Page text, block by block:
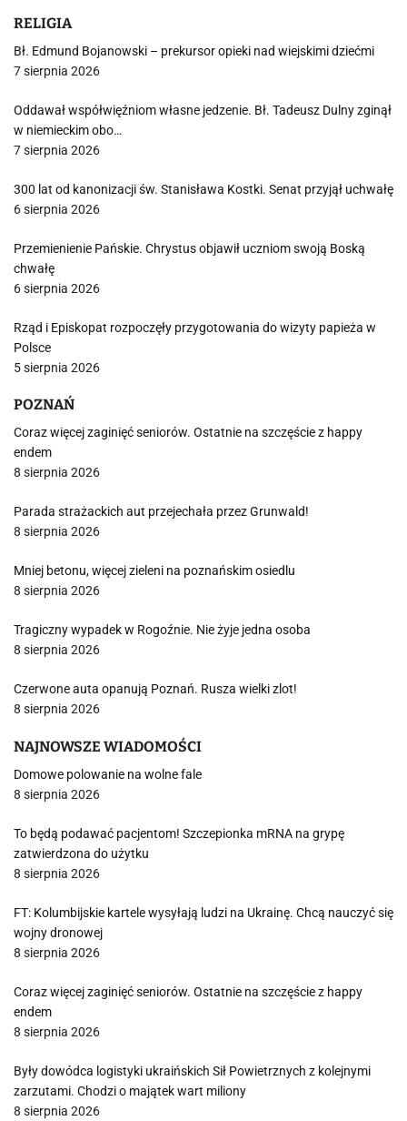
RELIGIA
Bł. Edmund Bojanowski – prekursor opieki nad wiejskimi dziećmi
7 sierpnia 2026
Oddawał współwięźniom własne jedzenie. Bł. Tadeusz Dulny zginął
w niemieckim obo…
7 sierpnia 2026
300 lat od kanonizacji św. Stanisława Kostki. Senat przyjął uchwałę
6 sierpnia 2026
Przemienienie Pańskie. Chrystus objawił uczniom swoją Boską
chwałę
6 sierpnia 2026
Rząd i Episkopat rozpoczęły przygotowania do wizyty papieża w
Polsce
5 sierpnia 2026
POZNAŃ
Coraz więcej zaginięć seniorów. Ostatnie na szczęście z happy
endem
8 sierpnia 2026
Parada strażackich aut przejechała przez Grunwald!
8 sierpnia 2026
Mniej betonu, więcej zieleni na poznańskim osiedlu
8 sierpnia 2026
Tragiczny wypadek w Rogoźnie. Nie żyje jedna osoba
8 sierpnia 2026
Czerwone auta opanują Poznań. Rusza wielki zlot!
8 sierpnia 2026
NAJNOWSZE WIADOMOŚCI
Domowe polowanie na wolne fale
8 sierpnia 2026
To będą podawać pacjentom! Szczepionka mRNA na grypę
zatwierdzona do użytku
8 sierpnia 2026
FT: Kolumbijskie kartele wysyłają ludzi na Ukrainę. Chcą nauczyć się
wojny dronowej
8 sierpnia 2026
Coraz więcej zaginięć seniorów. Ostatnie na szczęście z happy
endem
8 sierpnia 2026
Były dowódca logistyki ukraińskich Sił Powietrznych z kolejnymi
zarzutami. Chodzi o majątek wart miliony
8 sierpnia 2026